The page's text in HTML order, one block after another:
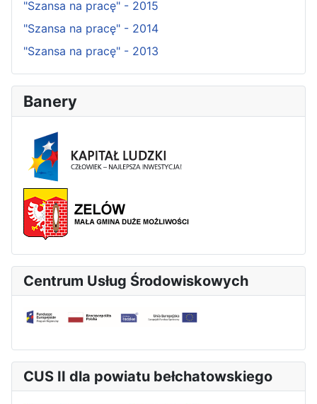
"Szansa na pracę" - 2015
"Szansa na pracę" - 2014
"Szansa na pracę" - 2013
Banery
Centrum Usług Środowiskowych
CUS II dla powiatu bełchatowskiego